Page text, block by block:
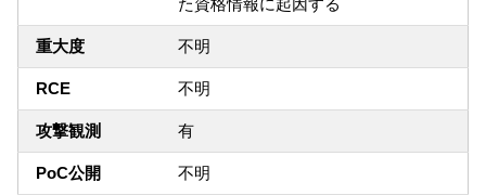
た資格情報に起因する
重大度 不明
RCE 不明
攻撃観測 有
PoC公開 不明